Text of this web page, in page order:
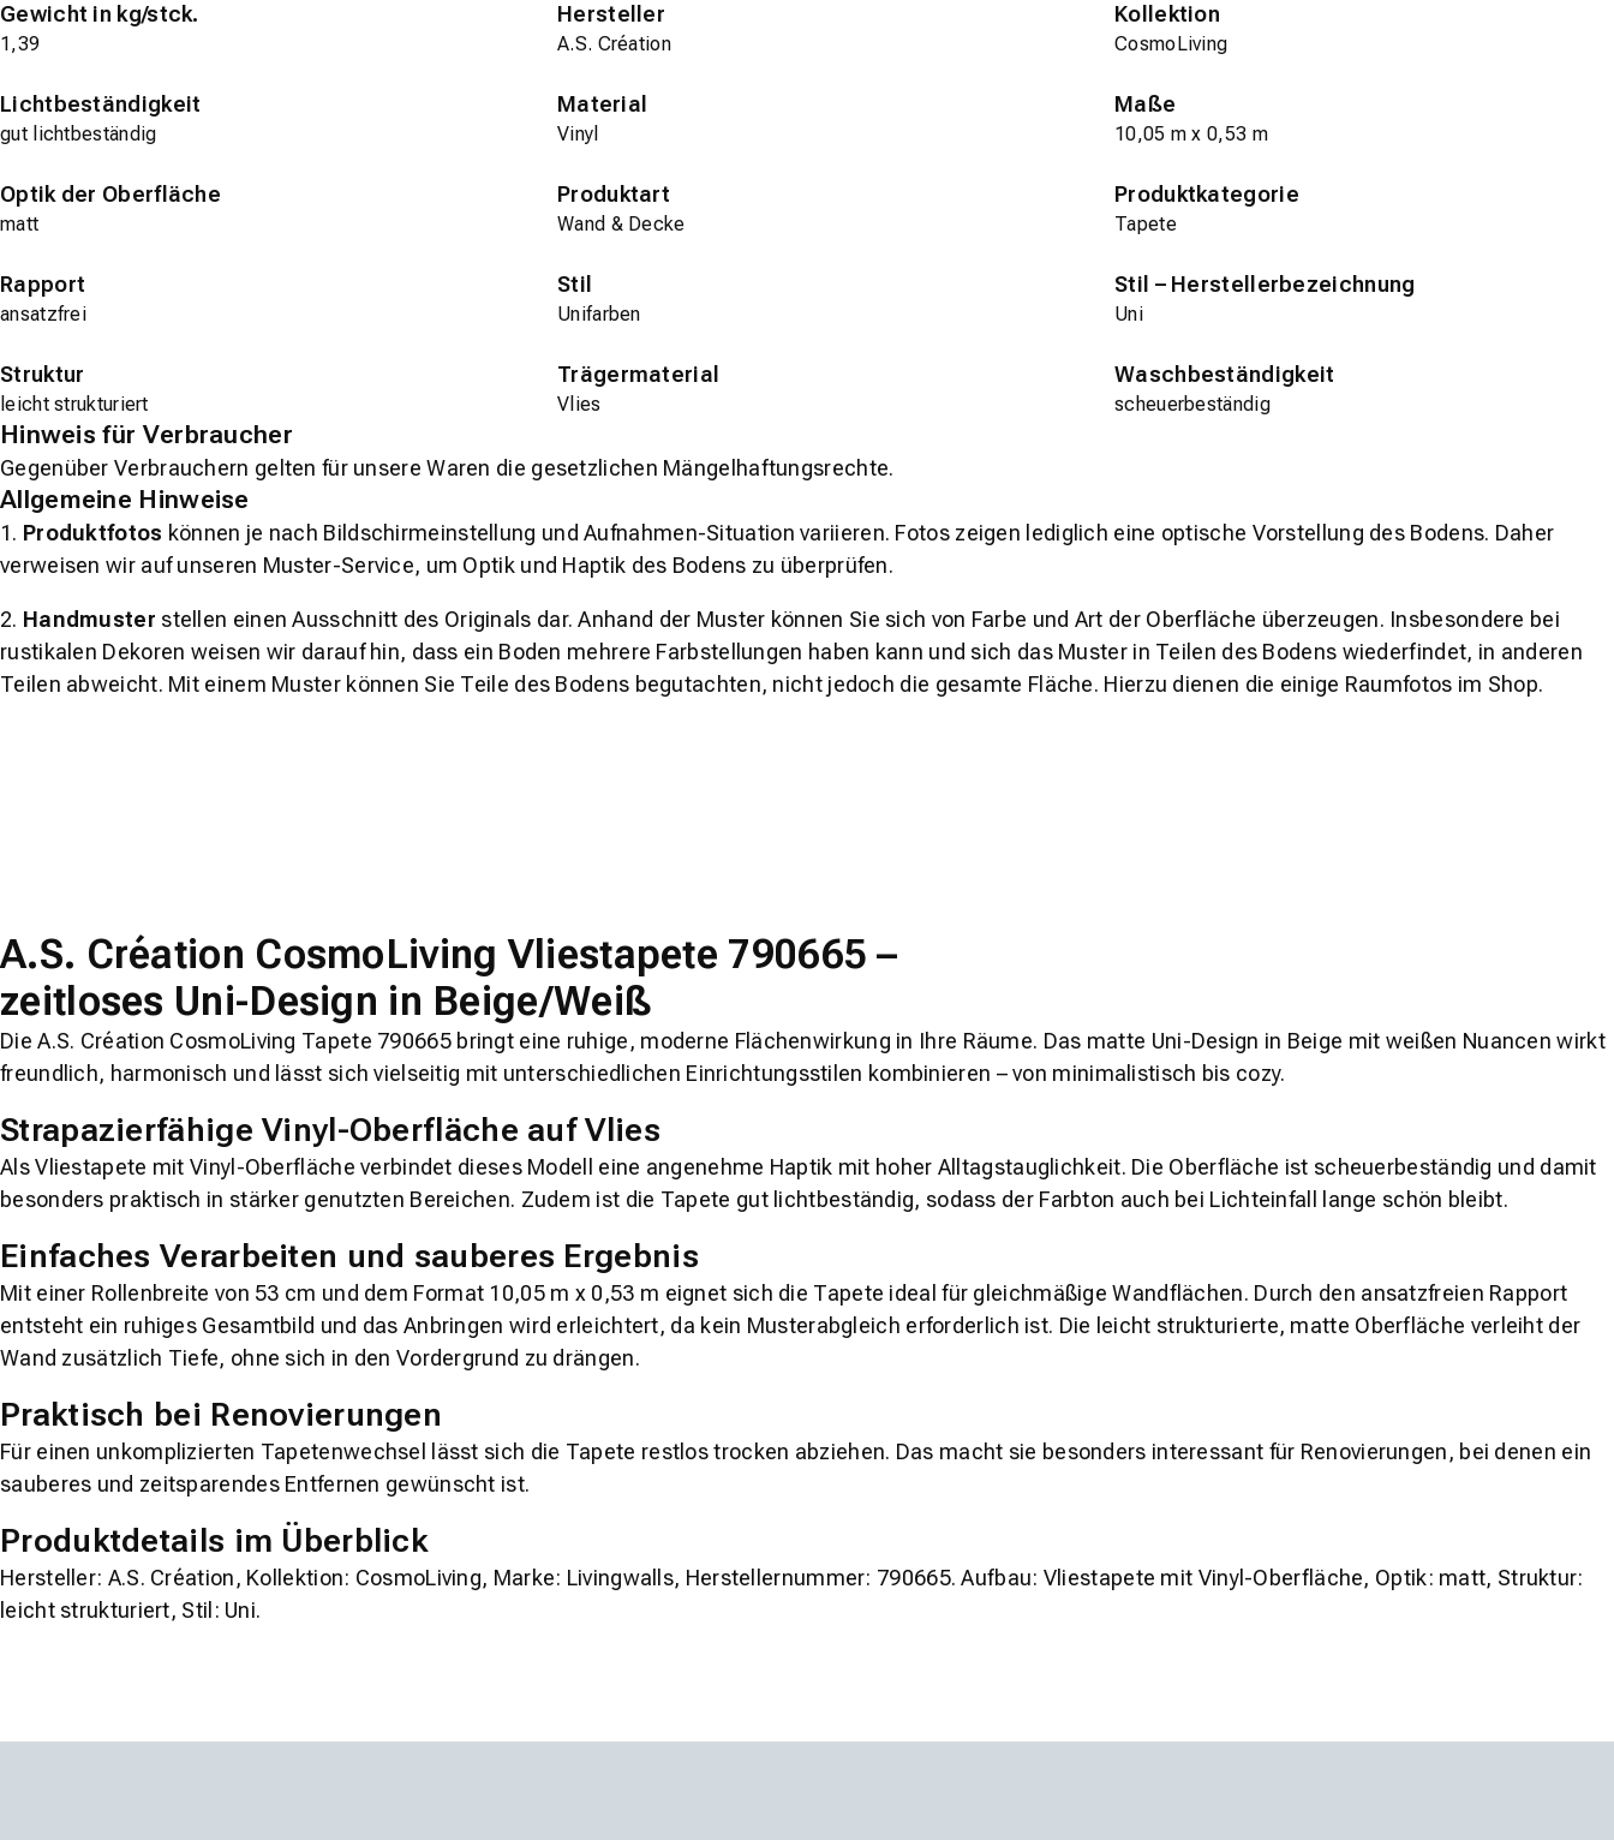
Gewicht in kg/stck.
1,39
Hersteller
A.S. Création
Kollektion
CosmoLiving
Lichtbeständigkeit
gut lichtbeständig
Material
Vinyl
Maße
10,05 m x 0,53 m
Optik der Oberfläche
matt
Produktart
Wand & Decke
Produktkategorie
Tapete
Rapport
ansatzfrei
Stil
Unifarben
Stil – Herstellerbezeichnung
Uni
Struktur
leicht strukturiert
Trägermaterial
Vlies
Waschbeständigkeit
scheuerbeständig
Hinweis für Verbraucher
Gegenüber Verbrauchern gelten für unsere Waren die gesetzlichen Mängelhaftungsrechte.
Allgemeine Hinweise
1. Produktfotos können je nach Bildschirmeinstellung und Aufnahmen-Situation variieren. Fotos zeigen lediglich eine optische Vorstellung des Bodens. Daher
verweisen wir auf unseren Muster-Service, um Optik und Haptik des Bodens zu überprüfen.
2. Handmuster stellen einen Ausschnitt des Originals dar. Anhand der Muster können Sie sich von Farbe und Art der Oberfläche überzeugen. Insbesondere bei
rustikalen Dekoren weisen wir darauf hin, dass ein Boden mehrere Farbstellungen haben kann und sich das Muster in Teilen des Bodens wiederfindet, in anderen
Teilen abweicht. Mit einem Muster können Sie Teile des Bodens begutachten, nicht jedoch die gesamte Fläche. Hierzu dienen die einige Raumfotos im Shop.
A.S. Création CosmoLiving Vliestapete 790665 –
zeitloses Uni-Design in Beige/Weiß
DieA.S. Création CosmoLiving Tapete 790665bringt eine ruhige, moderne Flächenwirkung in Ihre Räume. Das matte Uni-Design in Beige mit weißen Nuancen wirkt
freundlich, harmonisch und lässt sich vielseitig mit unterschiedlichen Einrichtungsstilen kombinieren – von minimalistisch bis cozy.
Strapazierfähige Vinyl-Oberfläche auf Vlies
Als Vliestapete mit Vinyl-Oberfläche verbindet dieses Modell eine angenehme Haptik mit hoher Alltagstauglichkeit. Die Oberfläche ist scheuerbeständig und damit
besonders praktisch in stärker genutzten Bereichen. Zudem ist die Tapete gut lichtbeständig, sodass der Farbton auch bei Lichteinfall lange schön bleibt.
Einfaches Verarbeiten und sauberes Ergebnis
Mit einer Rollenbreite von 53 cm und dem Format 10,05 m x 0,53 m eignet sich die Tapete ideal für gleichmäßige Wandflächen. Durch den ansatzfreien Rapport
entsteht ein ruhiges Gesamtbild und das Anbringen wird erleichtert, da kein Musterabgleich erforderlich ist. Die leicht strukturierte, matte Oberfläche verleiht der
Wand zusätzlich Tiefe, ohne sich in den Vordergrund zu drängen.
Praktisch bei Renovierungen
Für einen unkomplizierten Tapetenwechsel lässt sich die Tapete restlos trocken abziehen. Das macht sie besonders interessant für Renovierungen, bei denen ein
sauberes und zeitsparendes Entfernen gewünscht ist.
Produktdetails im Überblick
Hersteller: A.S. Création, Kollektion: CosmoLiving, Marke: Livingwalls, Herstellernummer: 790665. Aufbau: Vliestapete mit Vinyl -Oberfläche, Optik: matt, Struktur:
leicht strukturiert, Stil: Uni.